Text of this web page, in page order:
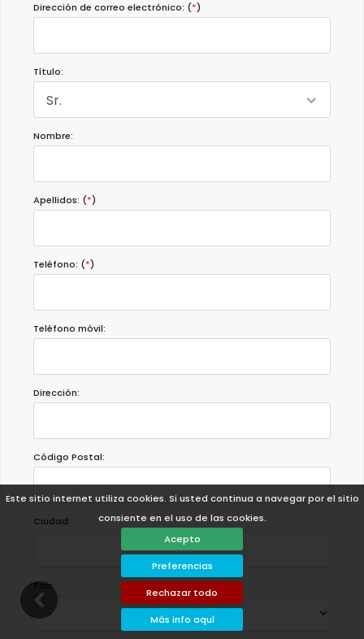
Este sitio internet utiliza cookies. Si usted continua a navegar por el sitio
consiente en el uso de las cookies.
Acepto
Preferencias
Rechazar todo
Más info aquí
Dirección de correo electrónico: (*)
Título:
Sr.
Nombre:
Apellidos: (*)
Teléfono: (*)
Teléfono móvil:
Dirección:
Código Postal:
Ciudad:
País: